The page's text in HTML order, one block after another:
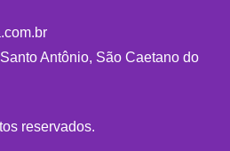
Antônio, São Caetano do
reservados.